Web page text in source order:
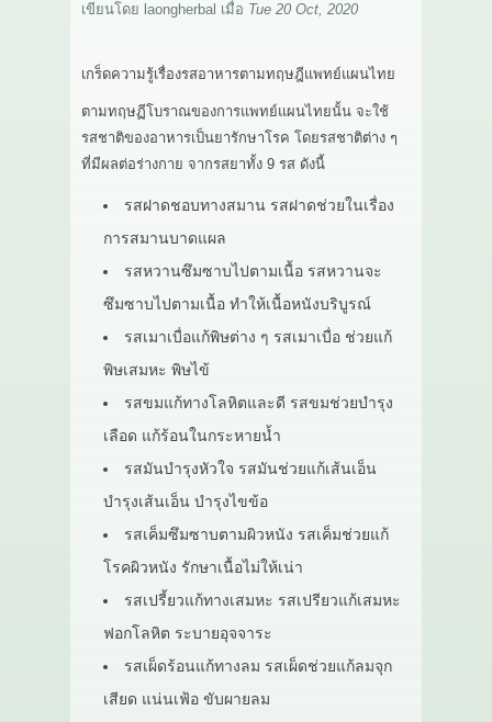
เขียนโดย laongherbal เมื่อ Tue 20 Oct, 2020
เกร็ดความรู้เรื่องรสอาหารตามทฤษฎีแพทย์แผนไทย
ตามทฤษฏีโบราณของการแพทย์แผนไทยนั้น จะใช้
รสชาติของอาหารเป็นยารักษาโรค โดยรสชาติต่าง ๆ
ที่มีผลต่อร่างกาย จากรสยาทั้ง 9 รส ดังนี้
รสฝาดชอบทางสมาน รสฝาดช่วยในเรื่อง
การสมานบาดแผล
รสหวานซึมซาบไปตามเนื้อ รสหวานจะ
ซึมซาบไปตามเนื้อ ทำให้เนื้อหนังบริบูรณ์
รสเมาเบื่อแก้พิษต่าง ๆ รสเมาเบื่อ ช่วยแก้
พิษเสมหะ พิษไข้
รสขมแก้ทางโลหิตและดี รสขมช่วยบำรุง
เลือด แก้ร้อนในกระหายน้ำ
รสมันบำรุงหัวใจ รสมันช่วยแก้เส้นเอ็น
บำรุงเส้นเอ็น บำรุงไขข้อ
รสเค็มซึมซาบตามผิวหนัง รสเค็มช่วยแก้
โรคผิวหนัง รักษาเนื้อไม่ให้เน่า
รสเปรี้ยวแก้ทางเสมหะ รสเปรียวแก้เสมหะ
ฟอกโลหิต ระบายอุจจาระ
รสเผ็ดร้อนแก้ทางลม รสเผ็ดช่วยแก้ลมจุก
เสียด แน่นเฟ้อ ขับผายลม